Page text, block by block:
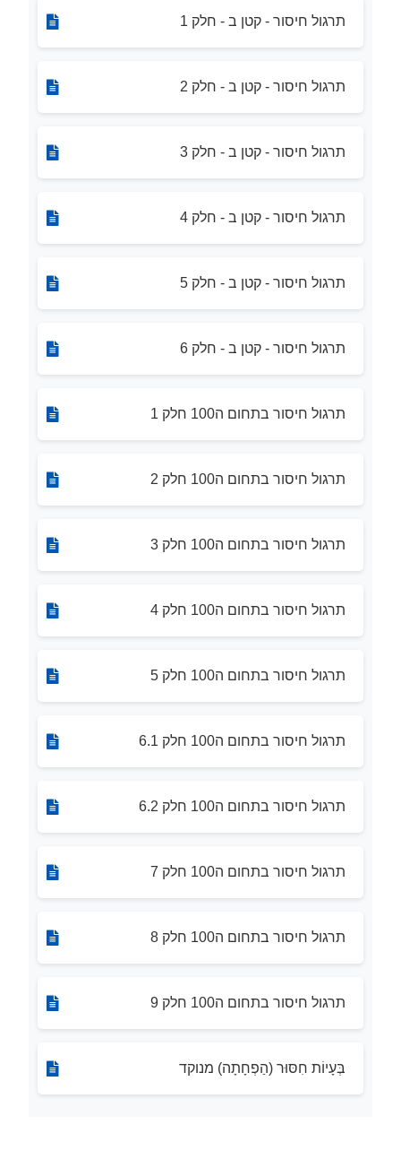
תרגול חיסור - קטן ב - חלק 1
תרגול חיסור - קטן ב - חלק 2
תרגול חיסור - קטן ב - חלק 3
תרגול חיסור - קטן ב - חלק 4
תרגול חיסור - קטן ב - חלק 5
תרגול חיסור - קטן ב - חלק 6
תרגול חיסור בתחום ה100 חלק 1
תרגול חיסור בתחום ה100 חלק 2
תרגול חיסור בתחום ה100 חלק 3
תרגול חיסור בתחום ה100 חלק 4
תרגול חיסור בתחום ה100 חלק 5
תרגול חיסור בתחום ה100 חלק 6.1
תרגול חיסור בתחום ה100 חלק 6.2
תרגול חיסור בתחום ה100 חלק 7
תרגול חיסור בתחום ה100 חלק 8
תרגול חיסור בתחום ה100 חלק 9
בְּעָיוֹת חִסּוּר (הַפְחָתָה) מנוקד